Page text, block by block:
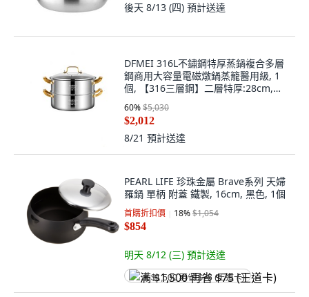
後天 8/13 (四) 預計送達
DFMEI 316L不鏽鋼特厚蒸鍋複合多層
鋼商用大容量電磁燉鍋蒸籠醫用級, 1
個, 【316三層鋼】二層特厚:28cm,
60%$5,030
$2,012
8/21 預計送達
PEARL LIFE 珍珠金屬 Brave系列 天婦
羅鍋 單柄 附蓋 鐵製, 16cm, 黑色, 1個
首購折扣價 18%$1,054
$854
明天 8/12 (三) 預計送達
满 $1,500 再省 $75 (王道卡)